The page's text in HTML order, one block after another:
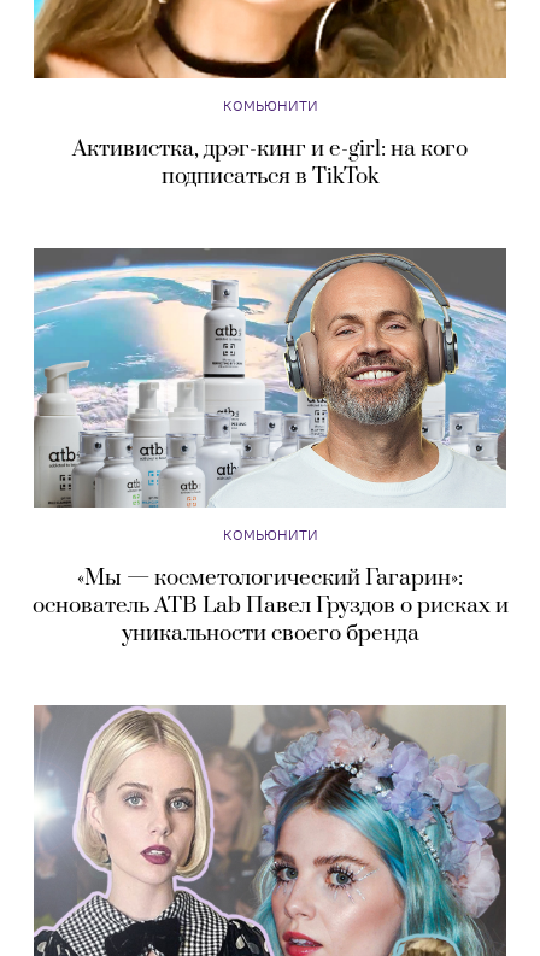
КОМЬЮНИТИ
Активистка, дрэг-кинг и e-girl: на кого
подписаться в TikTok
КОМЬЮНИТИ
«Мы — косметологический Гагарин»:
основатель ATB Lab Павел Груздов о рисках и
уникальности своего бренда